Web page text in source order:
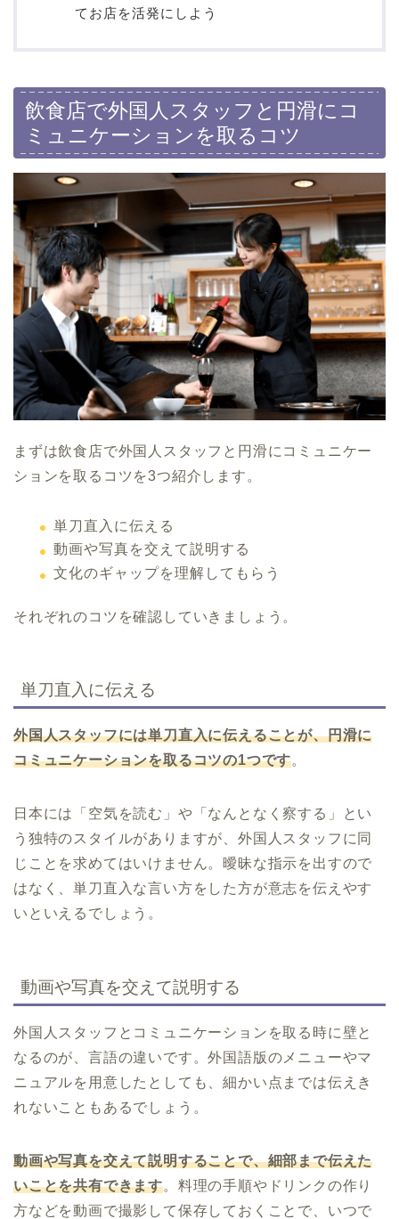
てお店を活発にしよう
飲食店で外国人スタッフと円滑にコ
ミュニケーションを取るコツ
まずは飲食店で外国人スタッフと円滑にコミュニケー
ションを取るコツを3つ紹介します。
単刀直入に伝える
動画や写真を交えて説明する
文化のギャップを理解してもらう
それぞれのコツを確認していきましょう。
単刀直入に伝える
外国人スタッフには単刀直入に伝えることが、円滑に
コミュニケーションを取るコツの1つです。
日本には「空気を読む」や「なんとなく察する」とい
う独特のスタイルがありますが、外国人スタッフに同
じことを求めてはいけません。曖昧な指示を出すので
はなく、単刀直入な言い方をした方が意志を伝えやす
いといえるでしょう。
動画や写真を交えて説明する
外国人スタッフとコミュニケーションを取る時に壁と
なるのが、言語の違いです。外国語版のメニューやマ
ニュアルを用意したとしても、細かい点までは伝えき
れないこともあるでしょう。
動画や写真を交えて説明することで、細部まで伝えた
いことを共有できます。料理の手順やドリンクの作り
方などを動画で撮影して保存しておくことで、いつで